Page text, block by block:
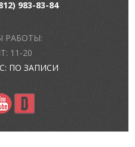
983-83-84
РАБОТЫ:
11-20
ПО ЗАПИСИ